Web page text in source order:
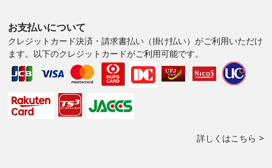
お支払いについて
クレジットカード決済・請求書払い（掛け払い）がご利用いただけ
ます。以下のクレジットカードがご利用可能です。
詳しくはこちら >